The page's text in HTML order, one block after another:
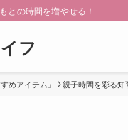
との時間を増やせる！
フ
めアイテム」 親子時間を彩る